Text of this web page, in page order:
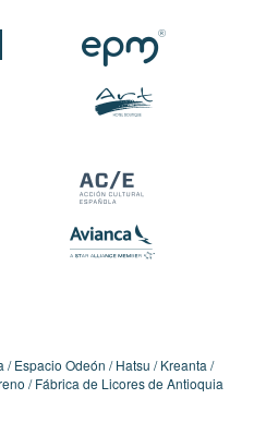
Espacio Odeón Hatsu
Kreanta
Fábrica de Licores de Antioquia